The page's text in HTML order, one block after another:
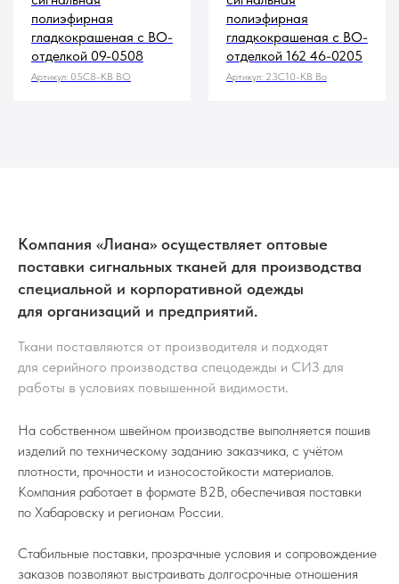
полиэфирная
гладкокрашеная с ВО-
отделкой 09-0508
Артикул: 05С8-КВ ВО
полиэфирная
гладкокрашеная с ВО-
отделкой 162 46-0205
Артикул: 23С10-КВ Во
Компания «Лиана» осуществляет оптовые
поставки сигнальных тканей для производства
специальной и корпоративной одежды
для организаций и предприятий.
Ткани поставляются от производителя и подходят
для серийного производства спецодежды и СИЗ для
работы в условиях повышенной видимости.
На собственном швейном производстве выполняется пошив
изделий по техническому заданию заказчика, с учётом
плотности, прочности и износостойкости материалов.
Компания работает в формате B2B, обеспечивая поставки
по Хабаровску и регионам России.
Стабильные поставки, прозрачные условия и сопровождение
заказов позволяют выстраивать долгосрочные отношения